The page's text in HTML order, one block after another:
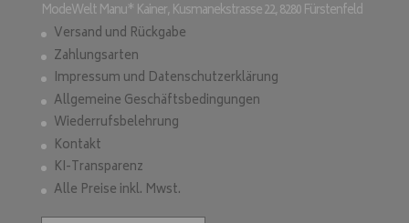
ModeWelt Manu* Kainer, Kusmanekstrasse 22, 8280 Fürstenfeld
Versand und Rückgabe
Zahlungsarten
Impressum und Datenschutzerklärung
Allgemeine Geschäftsbedingungen
Wiederrufsbelehrung
Kontakt
KI-Transparenz
Alle Preise inkl. Mwst.